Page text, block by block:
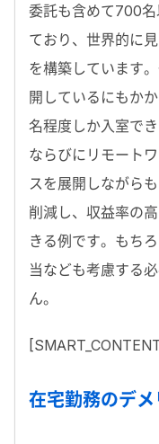
委託も含めて700
ており、世界的に
を構築しています
開しているにもか
名程度しか入室で
ならびにリモート
スを展開しながら
削減し、収益率の
きる例です。もち
当なども考慮する
ん。
在宅勤務のデメ